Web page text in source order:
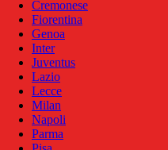
Cremonese
Fiorentina
Genoa
Inter
Juventus
Lazio
Lecce
Milan
Napoli
Parma